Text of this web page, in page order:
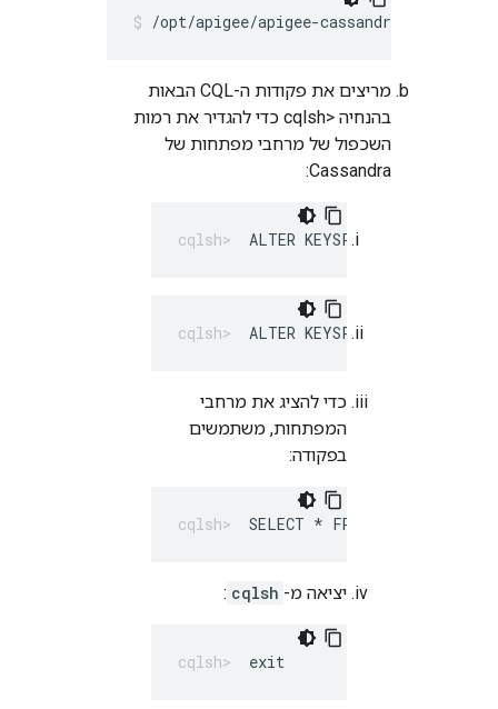
/opt/apigee/apigee-cassandra/bin/cqlsh
מריצים את פקודות ה-CQL הבאות
בהנחיה cqlsh>‎ כדי להגדיר את רמות
השכפול של מרחבי מפתחות של
Cassandra:
ALTER KEYSPACE
ALTER KEYSPACE
כדי להציג את מרחבי
המפתחות, משתמשים
בפקודה:
SELECT * FROM
יציאה מ- cqlsh
:
exit